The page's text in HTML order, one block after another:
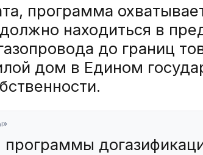
программа
находиться в
до границ
дом в Едином